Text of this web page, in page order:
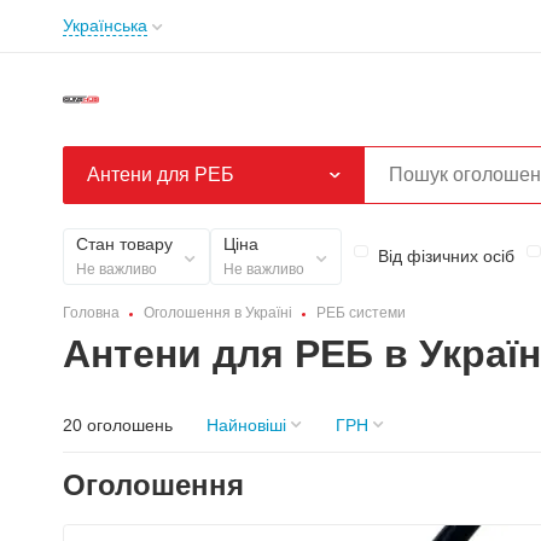
Українська
Антени для РЕБ
Стан товару
Не важливо
Ціна
Не важливо
Від фізичних осіб
Головна Оголошення в Україні РЕБ системи
Антени для РЕБ в
20 оголошень Найновіші ГРН
Оголошення